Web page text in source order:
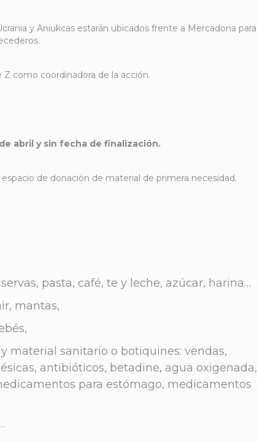
y Aniukcas estarán ubicados frente a Mercadona para
como coordinadora de la acción.
abril y sin fecha de finalización.
de donación de material de primera necesidad.
pasta, café, te y leche, azúcar, harina…
mantas,
material sanitario o botiquines: vendas,
antibióticos, betadine, agua oxigenada,
para estómago, medicamentos